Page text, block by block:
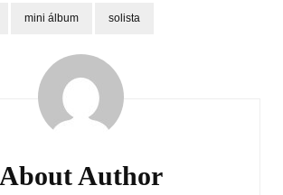
mini álbum solista
About Author